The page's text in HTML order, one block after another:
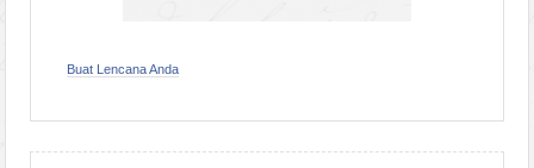
Buat Lencana Anda